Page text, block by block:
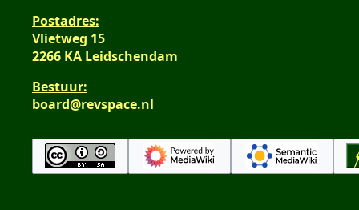
Postadres:
Vlietweg 15
2266 KA Leidschendam
Bestuur:
board@revspace.nl